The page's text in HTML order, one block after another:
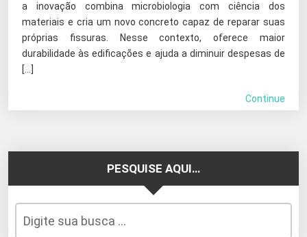
a inovação combina microbiologia com ciência dos
materiais e cria um novo concreto capaz de reparar suas
próprias fissuras. Nesse contexto, oferece maior
durabilidade às edificações e ajuda a diminuir despesas de
[…]
Continue
PESQUISE AQUI…